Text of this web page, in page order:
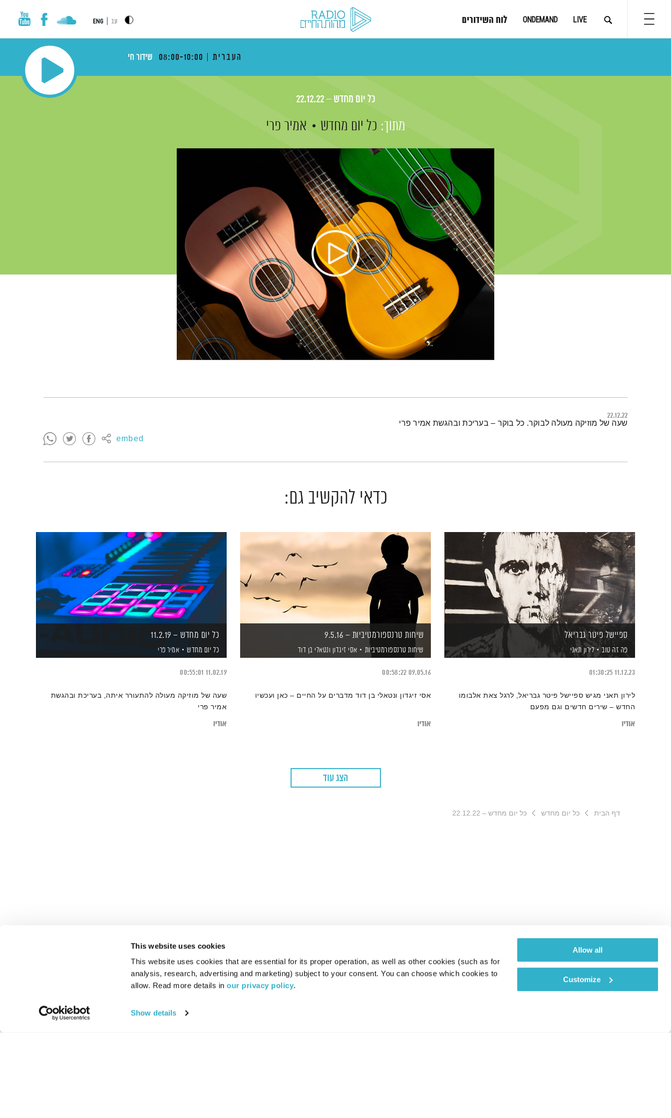
This website uses cookies
This website uses cookies that are essential for its proper operation, as well as other cookies (such as for
analysis, research, advertising and marketing) subject to your consent. You can choose which cookies to
allow. Read more details in our privacy policy.
Show details
Allow all
Customize
LIVE
ONDEMAND לוח השידורים עב ENG
העברית 08:00-10:00 שידור חי
כל יום מחדש – 22.12.22
מתוך: כל יום מחדש אמיר פרי
22.12.22
embed
תמצית הפודקאסט
שעה של מוזיקה מעולה לבוקר. כל בוקר – בעריכת ובהגשת אמיר פרי
כדאי להקשיב גם:
ספיישל פיטר גבריאל
פה זה טוב לירון תאני
11.12.23
01:30:25
לירון תאני מגיש ספיישל פיטר גבריאל, לרגל צאת אלבומו
החדש – שירים חדשים וגם מפעם
אודיו
שיחות טרנספורמטיביות – 9.5.16
שיחות טרנספורמטיביות אסי זיגדון ונטאלי בן דוד
09.05.16
00:58:22
אסי זיגדון ונטאלי בן דוד מדברים על החיים – כאן ועכשיו
אודיו
כל יום מחדש – 11.2.19
כל יום מחדש אמיר פרי
11.02.19
00:55:01
שעה של מוזיקה מעולה להתעורר איתה, בעריכת ובהגשת
אמיר פרי
אודיו
הצג עוד
דף הבית כל יום מחדש כל יום מחדש – 22.12.22